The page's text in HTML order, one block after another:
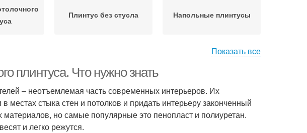
Плинтус без стусла Напольные плинтусы
Показать все
плинтуса. Что нужно знать
– неотъемлемая часть современных интерьеров. Их
местах стыка стен и потолков и придать интерьеру законченный
но самые популярные это пенопласт и полиуретан.
и легко режутся.